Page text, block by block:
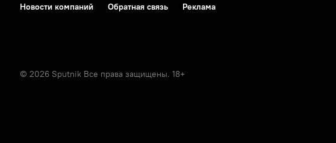
Новости компаний
Обратная связь Реклама
© 2026 Sputnik Все права защищены. 18+